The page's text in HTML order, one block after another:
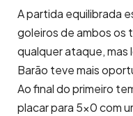
A partida equilibrada
goleiros de ambos os
qualquer ataque, mas
Barão teve mais
Ao final do primeiro
placar para 5×0 com